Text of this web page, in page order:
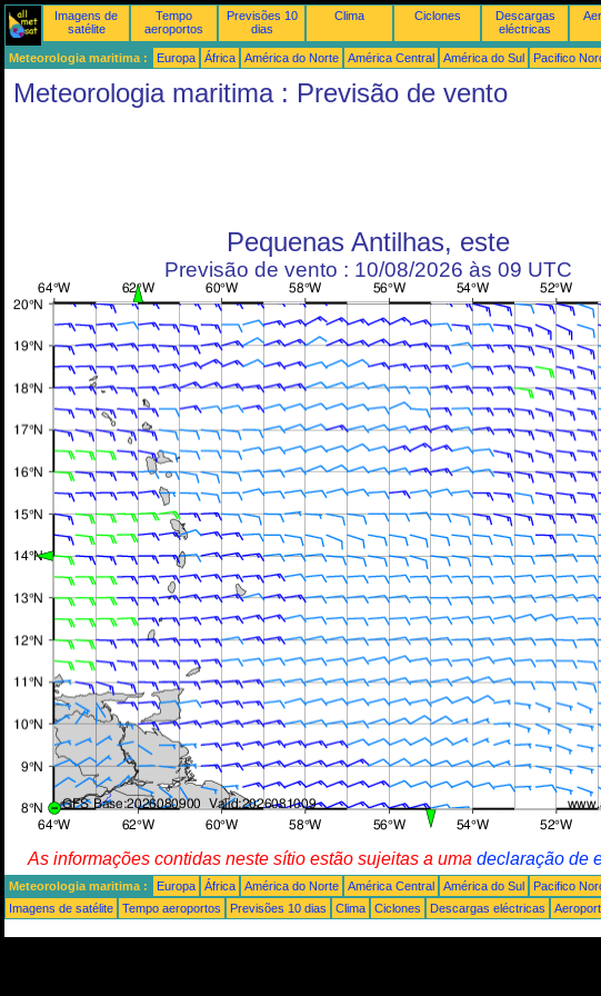
Imagens de
satélite
Tempo
aeroportos
Previsões 10
dias
Clima Ciclones
Descargas
eléctricas
Meteorologia maritima : Europa África América do Norte América Central América do Sul Pacifico
Meteorologia maritima : Previsão de vento
Pequenas Antilhas, este
Previsão de vento : 10/08/2026 às 09 UTC
As informações contidas neste sítio estão sujeitas a uma declaração de
Meteorologia maritima : Europa África América do Norte América Central América do Sul Pacifico
Imagens de satélite
Tempo aeroportos Previsões 10 dias Clima Ciclones Descargas eléctricas